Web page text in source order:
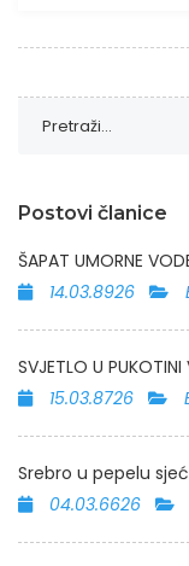
Postovi članice
ŠAPAT UMORNE
14.03.8926
SVJETLO U PUKOTINI
15.03.8726
Srebro u pepelu
04.03.6626